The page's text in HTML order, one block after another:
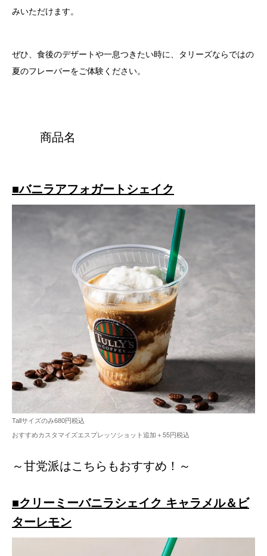
みいただけます。
ぜひ、食後のデザートや一息つきたい時に、タリーズならではの
夏のフレーバーをご体験ください。
商品名
■バニラアフォガートシェイク
Tallサイズのみ680円税込
おすすめカスタマイズエスプレッソショット追加＋55円税込
～甘党派はこちらもおすすめ！～
■クリーミーバニラシェイク キャラメル＆ビ
ターレモン